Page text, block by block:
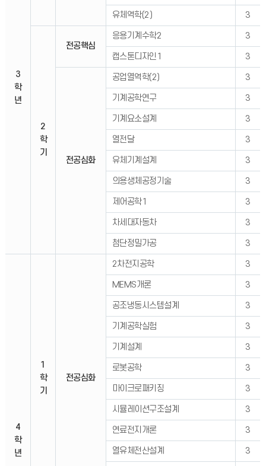
3
학
년
유체역학(2) 3
2
학
기
전공핵심
응용기계수학2 3
캡스톤디자인1 3
전공심화
공업열역학(2) 3
기계공학연구 3
기계요소설계 3
열전달 3
유체기계설계 3
의용생체공정기술 3
제어공학1 3
차세대자동차 3
첨단정밀가공 3
4
학
년
1
학
기
전공심화
2차전지공학 3
MEMS개론 3
공조냉동시스템설계 3
기계공학실험 3
기계설계 3
로봇공학 3
마이크로패키징 3
시뮬레이션구조설계 3
연료전지개론 3
열유체전산설계 3